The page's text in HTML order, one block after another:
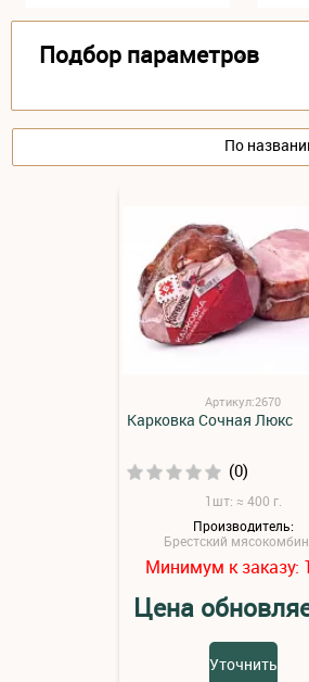
Подбор параметров
По
Артикул:2670
Карковка Сочная Люкс
(0)
1шт: ≈ 400 г.
Производитель:
Брестский
Минимум к заказу: 1
Цена
Уточнить